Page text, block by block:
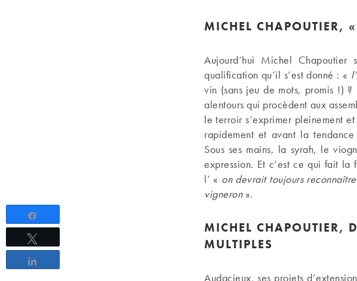
MICHEL CHAPOUTIER,
Aujourd’hui Michel
qualification qu’il s’est donné : «
vin (sans jeu de mots, promis !) ?
alentours qui procèdent aux
le terroir s’exprimer pleinement
rapidement et avant la
Sous ses mains, la syrah, le
expression. Et c’est ce qui fait la
l’ « on devrait toujours
vigneron».
MICHEL CHAPOUTIER,
MULTIPLES
Audacieux, ses projets